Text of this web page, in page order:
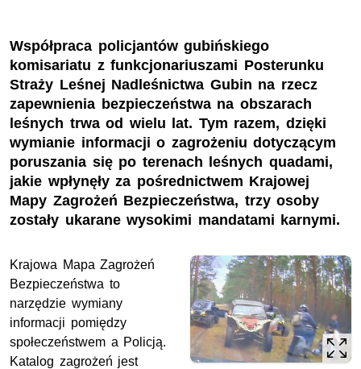
Współpraca policjantów gubińskiego
komisariatu z funkcjonariuszami Posterunku
Straży Leśnej Nadleśnictwa Gubin na rzecz
zapewnienia bezpieczeństwa na obszarach
leśnych trwa od wielu lat. Tym razem, dzięki
wymianie informacji o zagrożeniu dotyczącym
poruszania się po terenach leśnych quadami,
jakie wpłynęły za pośrednictwem Krajowej
Mapy Zagrożeń Bezpieczeństwa, trzy osoby
zostały ukarane wysokimi mandatami karnymi.
Krajowa Mapa Zagrożeń
Bezpieczeństwa to
narzędzie wymiany
informacji pomiędzy
społeczeństwem a Policją.
Katalog zagrożeń jest